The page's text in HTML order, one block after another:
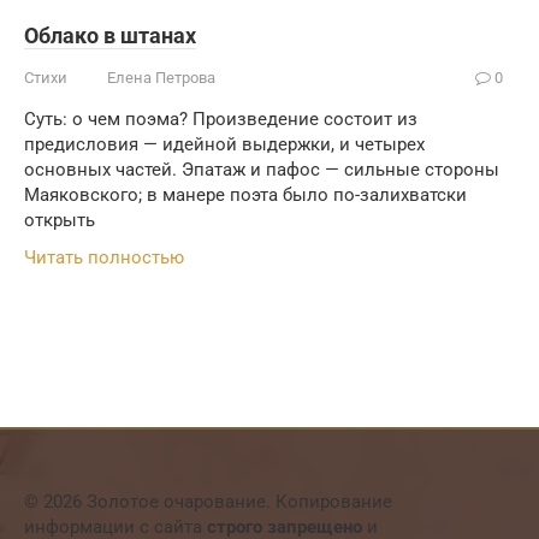
Облако в штанах
Стихи Елена Петрова 0
Суть: о чем поэма? Произведение состоит из
предисловия — идейной выдержки, и четырех
основных частей. Эпатаж и пафос — сильные стороны
Маяковского; в манере поэта было по-залихватски
открыть
Читать полностью
© 2026 Золотое очарование. Копирование
информации с сайта строго запрещено и